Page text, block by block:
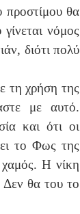
προστίμου θα
νόμος
διότι πολύ
τη χρήση της
με αυτό.
και ότι οι
το Φως της
Η νίκη
Δεν θα του το